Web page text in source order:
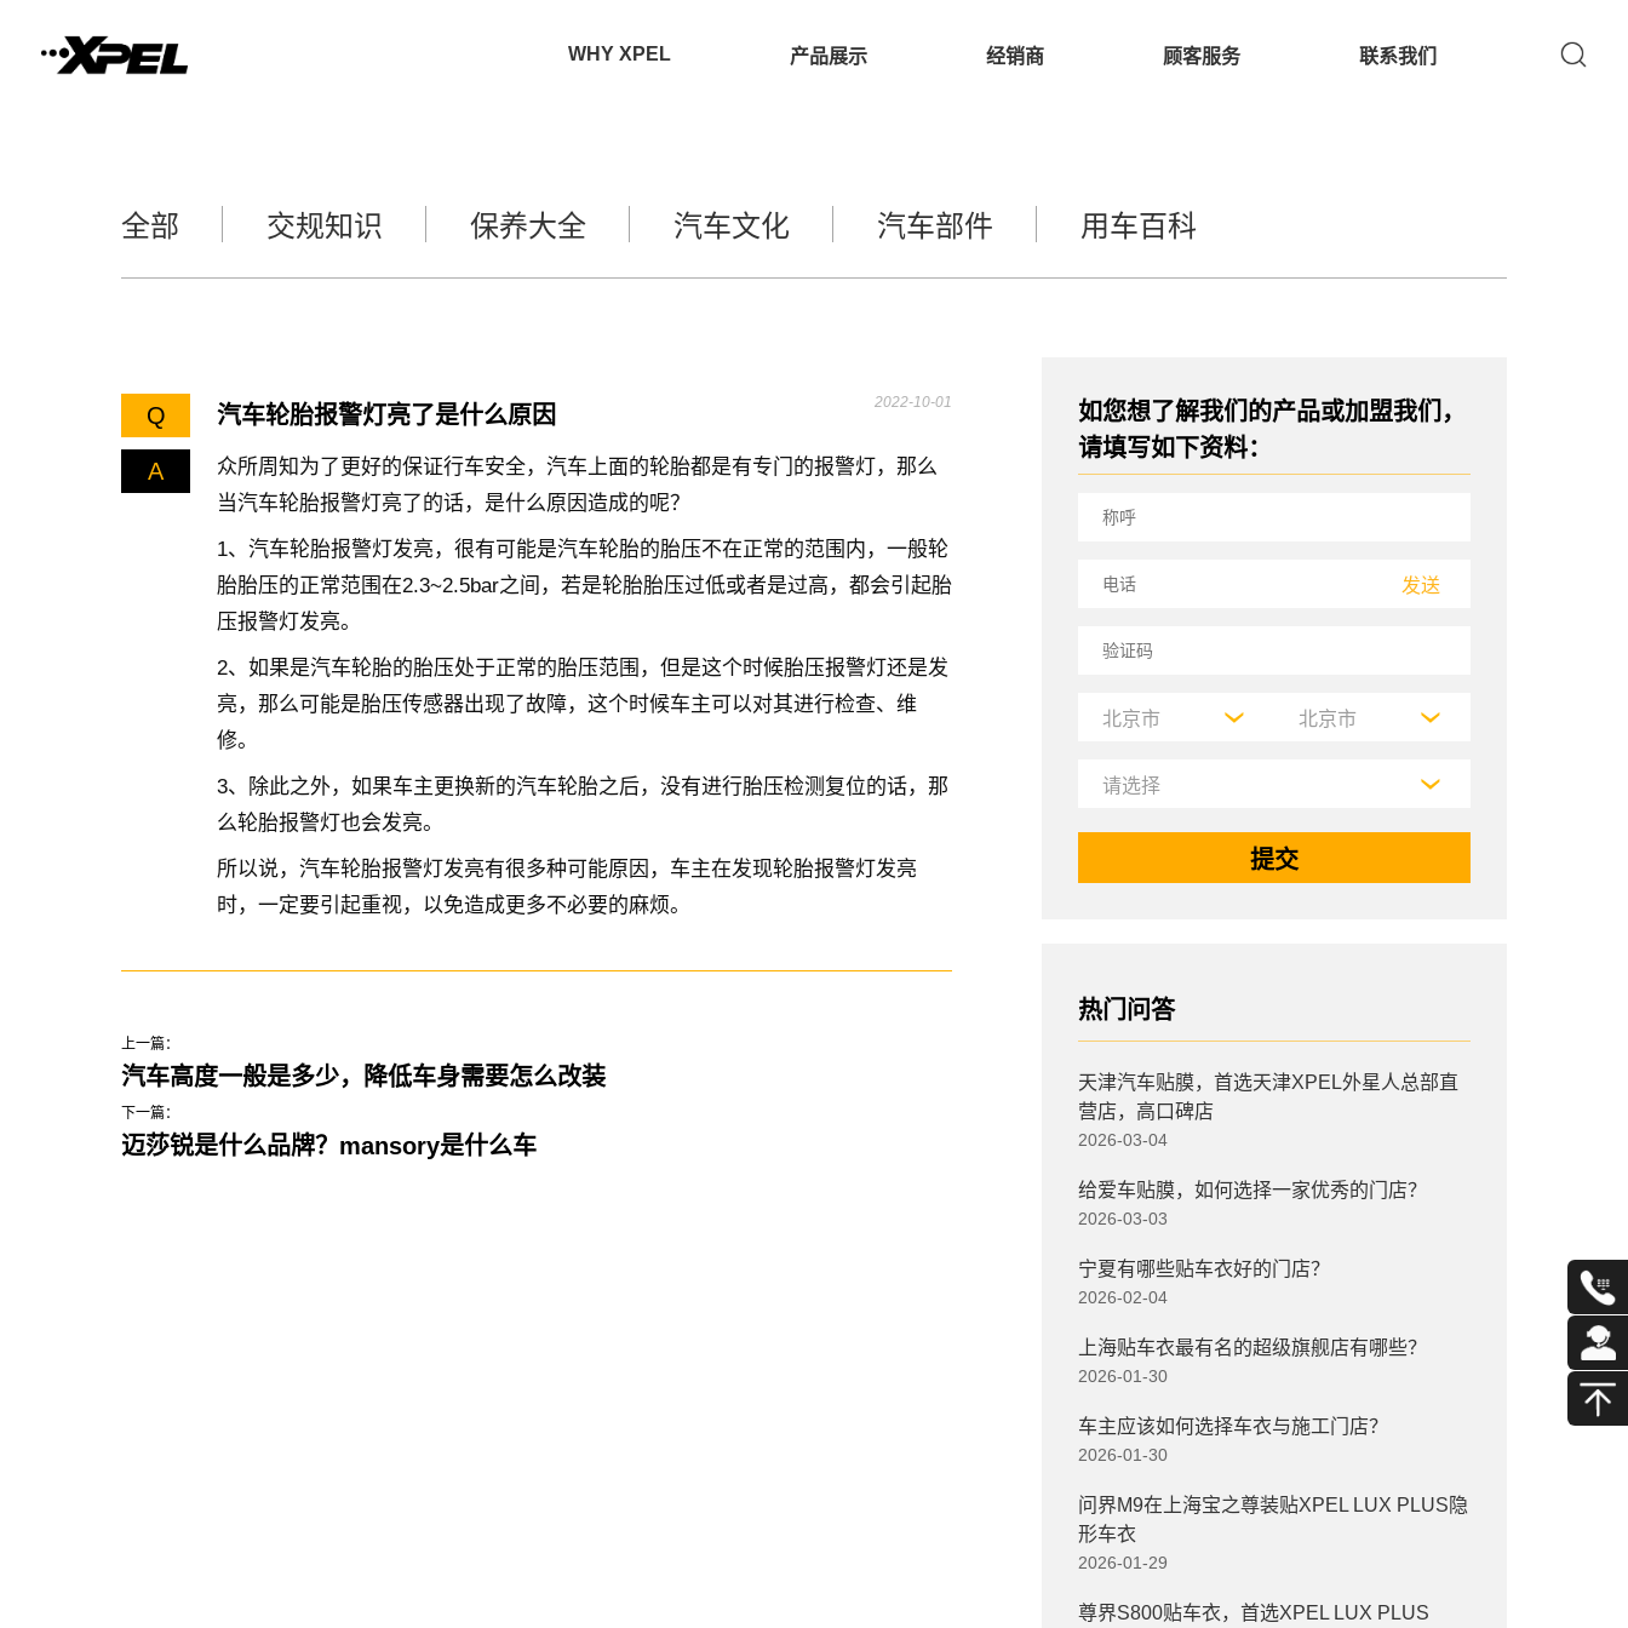
WHY XPEL 产品展示 经销商 顾客服务 联系我们
全部 交规知识 保养大全 汽车文化 汽车部件 用车百科
Q 汽车轮胎报警灯亮了是什么原因 2022-10-01
A
众所周知为了更好的保证行车安全，汽车上面的轮胎都是有专门的报警灯，那么
当汽车轮胎报警灯亮了的话，是什么原因造成的呢？
1、汽车轮胎报警灯发亮，很有可能是汽车轮胎的胎压不在正常的范围内，一般轮
胎胎压的正常范围在2.3~2.5bar之间，若是轮胎胎压过低或者是过高，都会引起胎
压报警灯发亮。
2、如果是汽车轮胎的胎压处于正常的胎压范围，但是这个时候胎压报警灯还是发
亮，那么可能是胎压传感器出现了故障，这个时候车主可以对其进行检查、维
修。
3、除此之外，如果车主更换新的汽车轮胎之后，没有进行胎压检测复位的话，那
么轮胎报警灯也会发亮。
所以说，汽车轮胎报警灯发亮有很多种可能原因，车主在发现轮胎报警灯发亮
时，一定要引起重视，以免造成更多不必要的麻烦。
上一篇：
汽车高度一般是多少，降低车身需要怎么改装
下一篇：
迈莎锐是什么品牌？mansory是什么车
如您想了解我们的产品或加盟我们，
请填写如下资料：
发送
热门问答
天津汽车贴膜，首选天津XPEL外星人总部直
营店，高口碑店
2026-03-04
给爱车贴膜，如何选择一家优秀的门店？
2026-03-03
宁夏有哪些贴车衣好的门店？
2026-02-04
上海贴车衣最有名的超级旗舰店有哪些？
2026-01-30
车主应该如何选择车衣与施工门店？
2026-01-30
问界M9在上海宝之尊装贴XPEL LUX PLUS隐
形车衣
2026-01-29
尊界S800贴车衣，首选XPEL LUX PLUS